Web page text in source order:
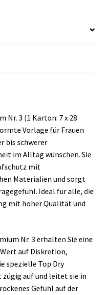
Nr. 3 (1 Karton: 7 x 28
Vorlage für Frauen
bis schwerer
im Alltag wünschen. Sie
mit
Materialien und sorgt
Ideal für alle, die
mit hoher Qualität und
Nr. 3 erhalten Sie eine
auf Diskretion,
spezielle Top Dry
auf und leitet sie in
Gefühl auf der